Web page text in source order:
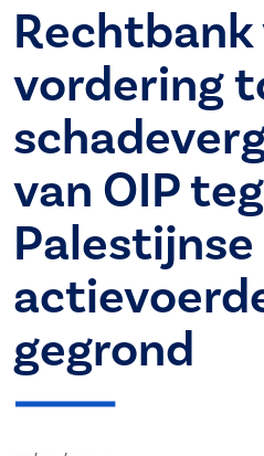
vordering
van OIP
Palestijnse
gegrond